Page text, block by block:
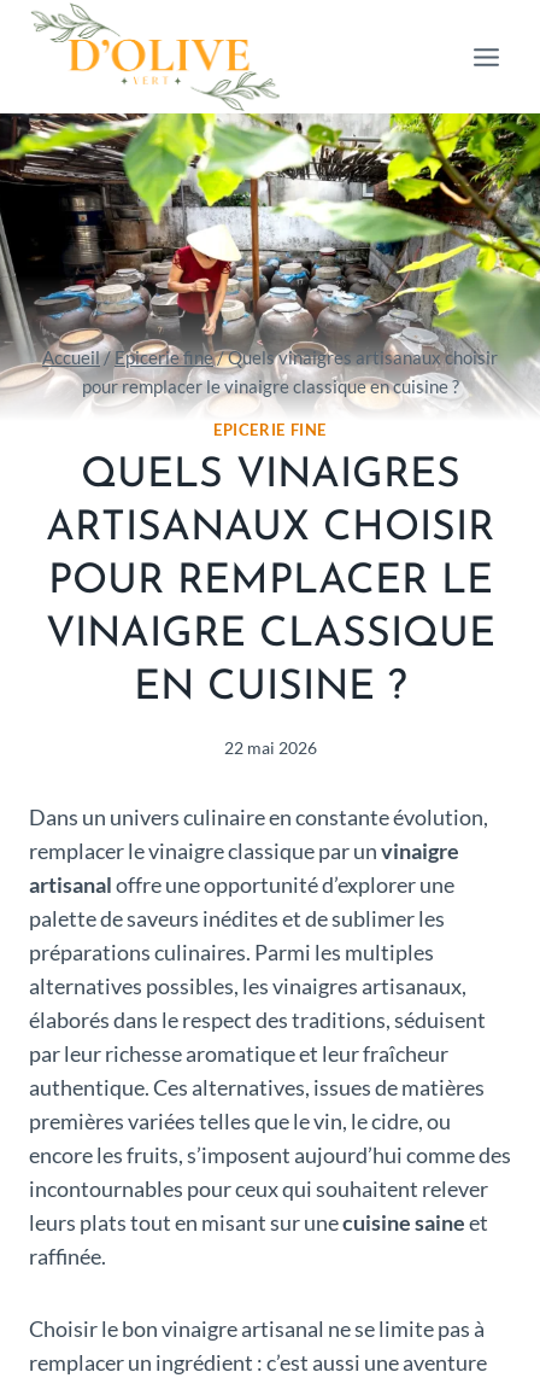
Aller
Accueil/ Epicerie fine /Quels vinaigres artisanaux choisir
pour remplacer le vinaigre classique en cuisine ?
EPICERIE FINE
QUELS VINAIGRES
ARTISANAUX CHOISIR
POUR REMPLACER LE
VINAIGRE CLASSIQUE
EN CUISINE ?
22 mai 2026
Dans un univers culinaire en constante évolution,
remplacer le vinaigre classique par unvinaigre
artisanaloffre une opportunité d’explorer une
palette de saveurs inédites et de sublimer les
préparations culinaires. Parmi les multiples
alternatives possibles, les vinaigres artisanaux,
élaborés dans le respect des traditions, séduisent
par leur richesse aromatique et leur fraîcheur
authentique. Ces alternatives, issues de matières
premières variées telles que le vin, le cidre, ou
encore les fruits, s’imposent aujourd’hui comme des
incontournables pour ceux qui souhaitent relever
leurs plats tout en misant sur unecuisine saineet
raffinée.
Choisir le bon vinaigre artisanal ne se limite pas à
remplacer un ingrédient : c’est aussi une aventure